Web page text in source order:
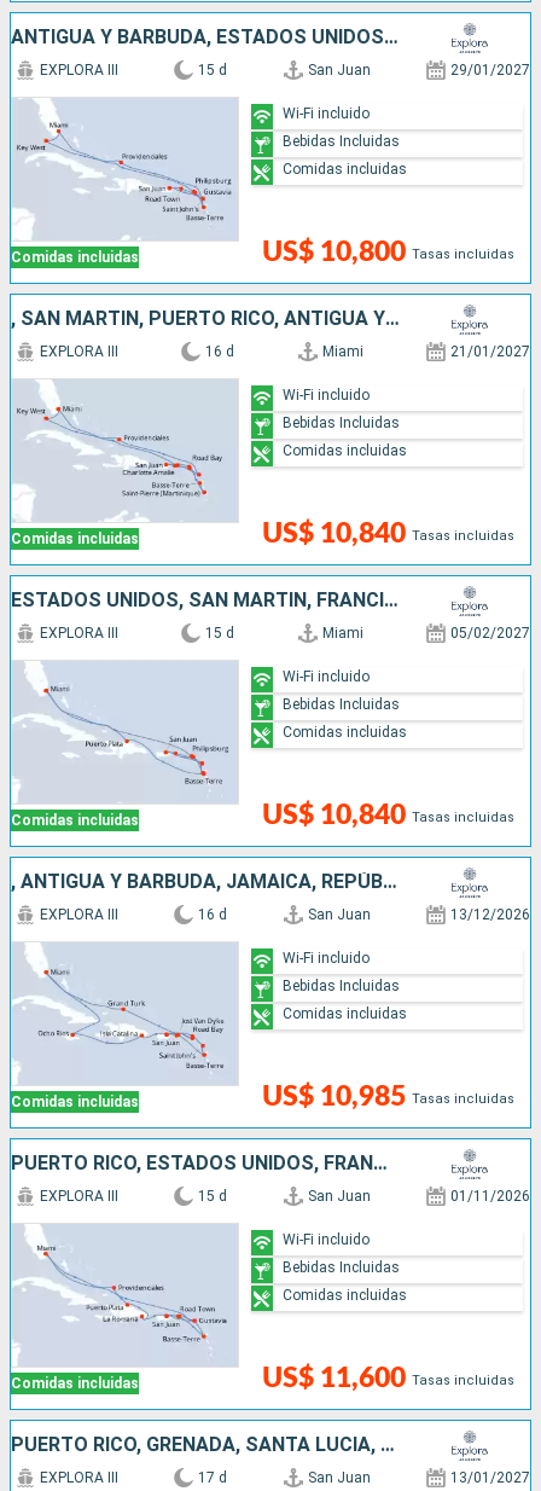
ANTIGUA Y BARBUDA, ESTADOS UNIDOS, SAN MARTÍN, FRANCIA, PUERTO RICO
Comidas incluidas
EXPLORA III 15 d San Juan 29/01/2027
US$ 10,800 Tasas incluidas
Wi-Fi incluido
Bebidas Incluidas
Comidas incluidas
, SAN MARTÍN, PUERTO RICO, ANTIGUA Y BARBUDA, FRANCIA, ESTADOS UNIDOS
Comidas incluidas
EXPLORA III 16 d Miami 21/01/2027
US$ 10,840 Tasas incluidas
Wi-Fi incluido
Bebidas Incluidas
Comidas incluidas
ESTADOS UNIDOS, SAN MARTÍN, FRANCIA, ANTIGUA Y BARBUDA, PUERTO RICO, REPÚBLICA DOMINICANA
Comidas incluidas
EXPLORA III 15 d Miami 05/02/2027
US$ 10,840 Tasas incluidas
Wi-Fi incluido
Bebidas Incluidas
Comidas incluidas
, ANTIGUA Y BARBUDA, JAMAICA, REPÚBLICA DOMINICANA, SAN MARTÍN, ESTADOS UNIDOS, PUERTO RICO
Comidas incluidas
EXPLORA III 16 d San Juan 13/12/2026
US$ 10,985 Tasas incluidas
Wi-Fi incluido
Bebidas Incluidas
Comidas incluidas
PUERTO RICO, ESTADOS UNIDOS, FRANCIA, REPÚBLICA DOMINICANA
Comidas incluidas
EXPLORA III 15 d San Juan 01/11/2026
US$ 11,600 Tasas incluidas
Wi-Fi incluido
Bebidas Incluidas
Comidas incluidas
PUERTO RICO, GRENADA, SANTA LUCIA, REPÚBLICA DOMINICANA, ESTADOS UNIDOS, , SAN MARTÍN
EXPLORA III 17 d San Juan 13/01/2027